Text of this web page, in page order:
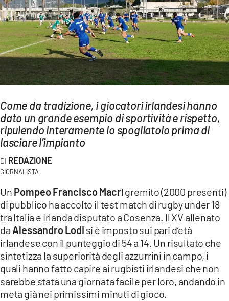
AMBIENTE
Streaming
LAC TV
LAC NETWORK
LAC ONAIR
LaC
Network
LACPLAY.IT
LACTV.IT
LACITYMAG.IT
ILREGGINO.IT
COSENZACHANNEL.IT
ILVIBONESE.IT
CATANZAROCHANNEL.IT
LACAPITALENEWS.IT
Come da tradizione, i giocatori irlandesi hanno
dato un grande esempio di sportività e rispetto,
ripulendo interamente lo spogliatoio prima di
lasciare l’impianto
REDAZIONE
GIORNALISTA
Un Pompeo Francisco Macrìgremito (2000 presenti)
di pubblico ha accolto il test match di rugby under 18
tra Italia e Irlanda disputato a Cosenza. Il XV allenato
da Alessandro Lodi si è imposto sui pari d’età
irlandese con il punteggio di 54 a 14. Un risultato che
sintetizza la superiorità degli azzurrini in campo, i
quali hanno fatto capire ai rugbisti irlandesi che non
sarebbe stata una giornata facile per loro, andando in
meta già nei primissimi minuti di gioco.